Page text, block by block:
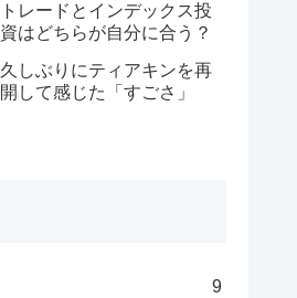
トレードとインデックス投
資はどちらが自分に合う？
久しぶりにティアキンを再
開して感じた「すごさ」
9